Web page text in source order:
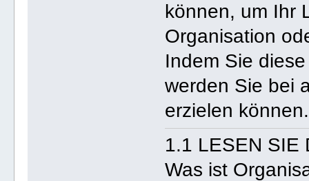
können, um Ihr
Organisation
Indem Sie
werden Sie bei
erzielen können.
1.1 LESEN SIE
Was ist